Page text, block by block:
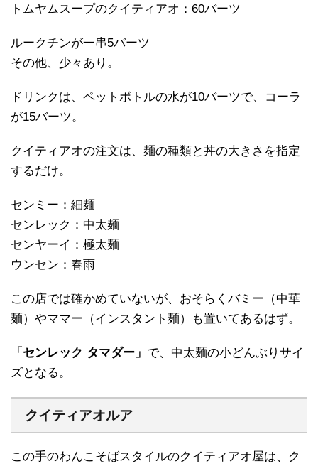
トムヤムスープのクイティアオ：60バーツ
ルークチンが一串5バーツ
その他、少々あり。
ドリンクは、ペットボトルの水が10バーツで、コーラ
が15バーツ。
クイティアオの注文は、麺の種類と丼の大きさを指定
するだけ。
センミー：細麺
センレック：中太麺
センヤーイ：極太麺
ウンセン：春雨
この店では確かめていないが、おそらくバミー（中華
麺）やママー（インスタント麺）も置いてあるはず。
「センレック タマダー」 で、中太麺の小どんぶりサイ
ズとなる。
クイティアオルア
この手のわんこそばスタイルのクイティアオ屋は、ク